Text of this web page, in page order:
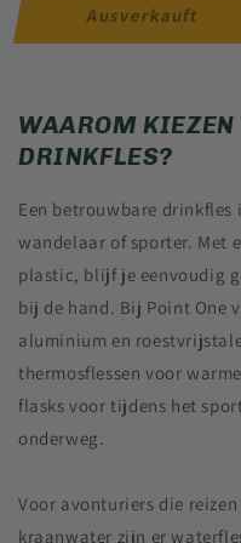
Ausverkauft
WAAROM KIEZEN
DRINKFLES?
Een betrouwbare drinkfles
wandelaar of sporter. Met
plastic, blijf je eenvoudig
bij de hand. Bij Point One
aluminium en
thermosflessen voor
flasks voor tijdens het
onderweg.
Voor avonturiers die
kraanwater zijn er